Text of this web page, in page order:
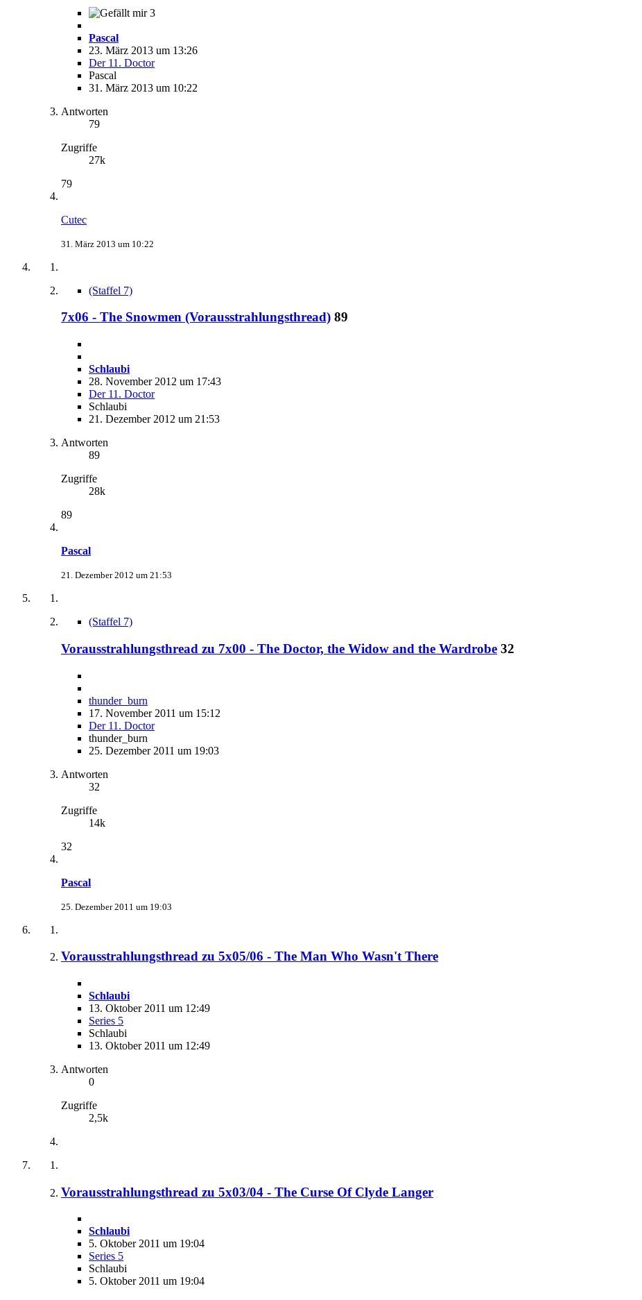
3
Pascal
23. März 2013 um 13:26
Der 11. Doctor
Pascal
31. März 2013 um 10:22
Antworten
79
Zugriffe
27k
79
Cutec
31. März 2013 um 10:22
(Staffel 7)
7x06 - The Snowmen (Vorausstrahlungsthread) 89
Schlaubi
28. November 2012 um 17:43
Der 11. Doctor
Schlaubi
21. Dezember 2012 um 21:53
Antworten
89
Zugriffe
28k
89
Pascal
21. Dezember 2012 um 21:53
(Staffel 7)
Vorausstrahlungsthread zu 7x00 - The Doctor, the Widow and the Wardrobe 32
thunder_burn
17. November 2011 um 15:12
Der 11. Doctor
thunder_burn
25. Dezember 2011 um 19:03
Antworten
32
Zugriffe
14k
32
Pascal
25. Dezember 2011 um 19:03
Vorausstrahlungsthread zu 5x05/06 - The Man Who Wasn't There
Schlaubi
13. Oktober 2011 um 12:49
Series 5
Schlaubi
13. Oktober 2011 um 12:49
Antworten
0
Zugriffe
2,5k
Vorausstrahlungsthread zu 5x03/04 - The Curse Of Clyde Langer
Schlaubi
5. Oktober 2011 um 19:04
Series 5
Schlaubi
5. Oktober 2011 um 19:04